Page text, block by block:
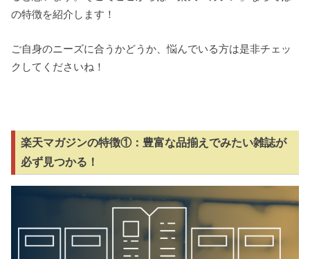
の特徴を紹介します！
ご自身のニーズに合うかどうか、悩んでいる方は是非チェッ
クしてくださいね！
楽天マガジンの特徴①：豊富な品揃えでみたい雑誌が
必ず見つかる！